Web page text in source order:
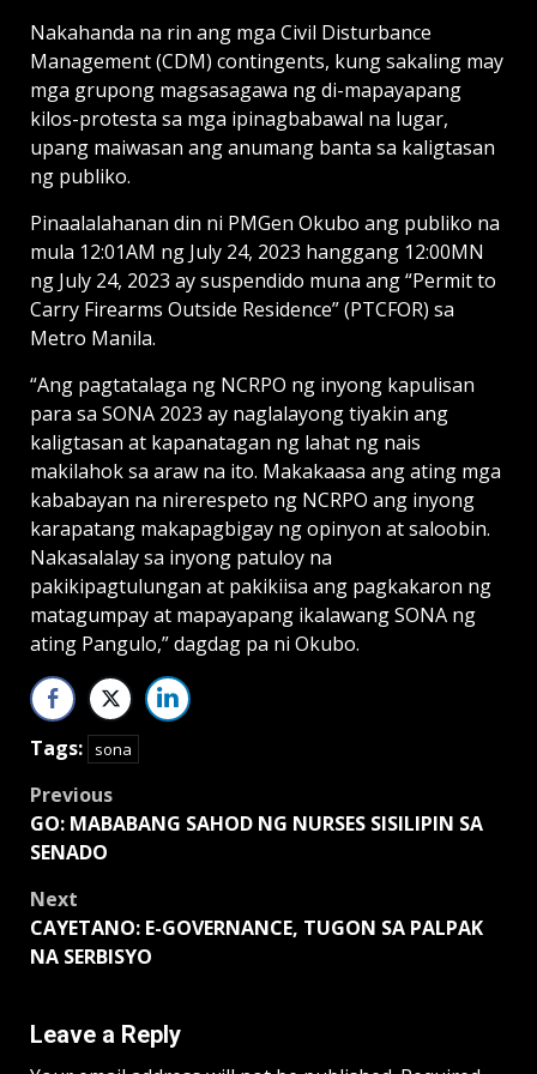
Nakahanda na rin ang mga Civil Disturbance
Management (CDM) contingents, kung sakaling may
mga grupong magsasagawa ng di-mapayapang
kilos-protesta sa mga ipinagbabawal na lugar,
upang maiwasan ang anumang banta sa kaligtasan
ng publiko.
Pinaalalahanan din ni PMGen Okubo ang publiko na
mula 12:01AM ng July 24, 2023 hanggang 12:00MN
ng July 24, 2023 ay suspendido muna ang “Permit to
Carry Firearms Outside Residence” (PTCFOR) sa
Metro Manila.
“Ang pagtatalaga ng NCRPO ng inyong kapulisan
para sa SONA 2023 ay naglalayong tiyakin ang
kaligtasan at kapanatagan ng lahat ng nais
makilahok sa araw na ito. Makakaasa ang ating mga
kababayan na nirerespeto ng NCRPO ang inyong
karapatang makapagbigay ng opinyon at saloobin.
Nakasalalay sa inyong patuloy na
pakikipagtulungan at pakikiisa ang pagkakaron ng
matagumpay at mapayapang ikalawang SONA ng
ating Pangulo,” dagdag pa ni Okubo.
Tags: sona
Post
navigation
Previous
GO: MABABANG SAHOD NG NURSES SISILIPIN SA
SENADO
Next
CAYETANO: E-GOVERNANCE, TUGON SA PALPAK
NA SERBISYO
Leave a Reply